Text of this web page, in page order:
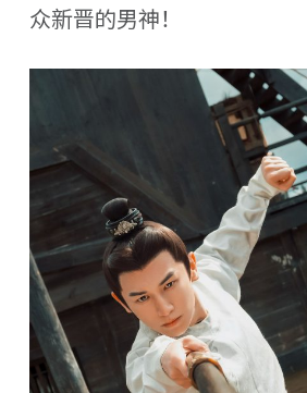
众新晋的男神！